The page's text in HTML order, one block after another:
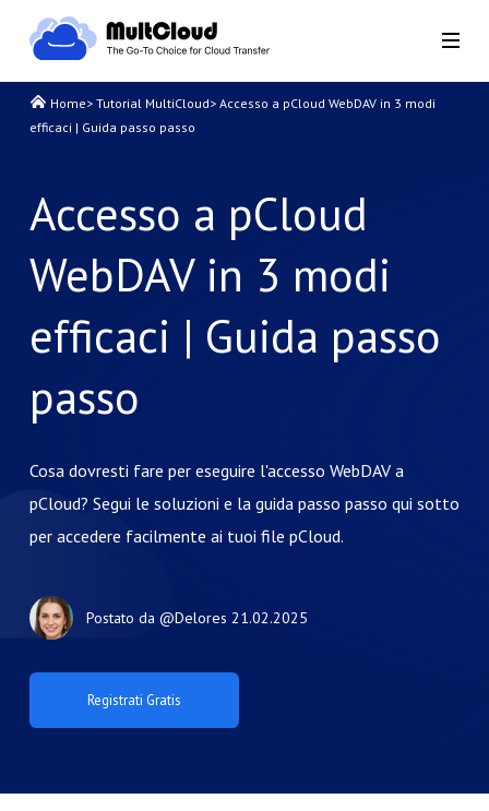
Home> Tutorial MultiCloud> Accesso a pCloud WebDAV in 3 modi
efficaci | Guida passo passo
Accesso a pCloud
WebDAV in 3 modi
efficaci | Guida passo
passo
Cosa dovresti fare per eseguire l'accesso WebDAV a
pCloud? Segui le soluzioni e la guida passo passo qui sotto
per accedere facilmente ai tuoi file pCloud.
Postato da @Delores 21.02.2025